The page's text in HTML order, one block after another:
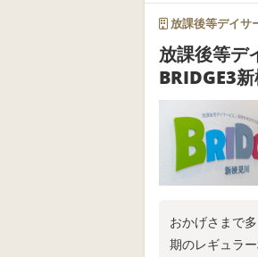
放課後等デイサ
放課後等デ
BRIDGE3
おかげさまで
期のレギュラ